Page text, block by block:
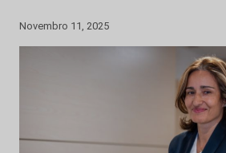
Novembro 11, 2025